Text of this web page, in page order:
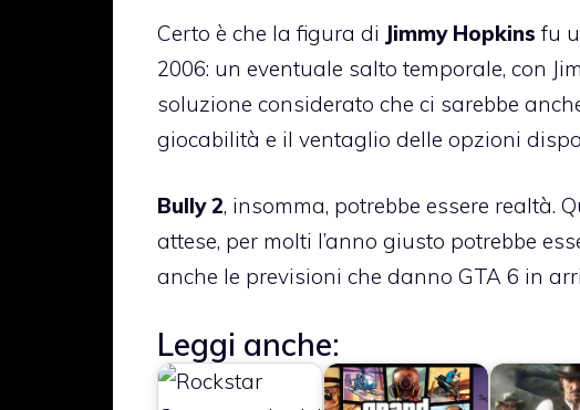
Certo è che la figura di Jimmy Hopkins fu
2006: un eventuale salto temporale, con
soluzione considerato che ci sarebbe
giocabilità e il ventaglio delle opzioni
Bully 2, insomma, potrebbe essere realtà.
attese, per molti l’anno giusto potrebbe
anche le previsioni che danno GTA 6 in
Leggi anche: